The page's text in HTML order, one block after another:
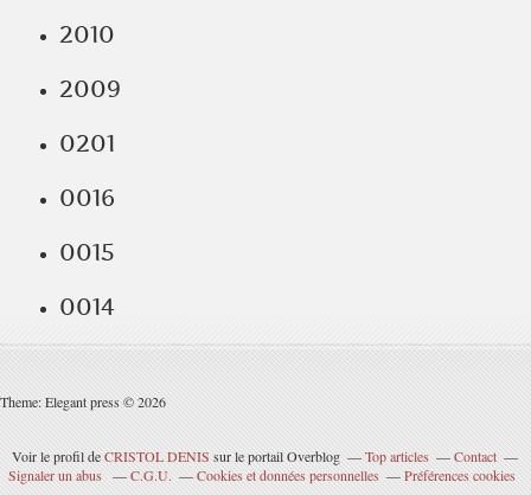
2010
2009
0201
0016
0015
0014
Theme: Elegant press © 2026
Voir le profil deCRISTOL DENIS sur le portail Overblog Top articles
Contact
Signaler un abus
C.G.U. Cookies et données personnelles Préférences cookies